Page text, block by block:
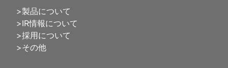
>製品について
>IR情報について
>採用について
>その他